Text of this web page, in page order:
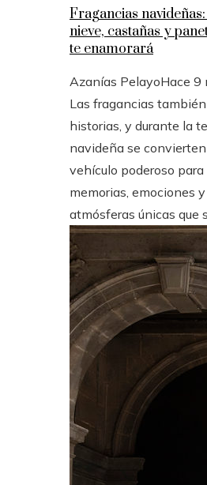
Fragancias
nieve, castañas y
te enamorará
Azanías PelayoHace 9
Las fragancias
historias, y durante la
navideña se
vehículo poderoso
memorias, emociones y
atmósferas únicas que